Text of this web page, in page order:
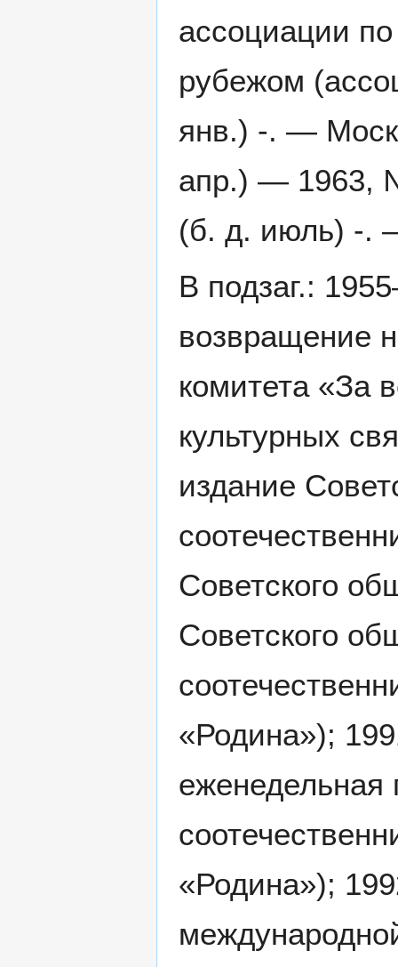
ассоциации
рубежом
янв.) -. —
апр.) — 1963,
(б. д. июль) -.
В подзаг.:
возвращение
комитета «За
культурных
издание
Советского
Советского
«Родина»);
еженедельная
«Родина»);